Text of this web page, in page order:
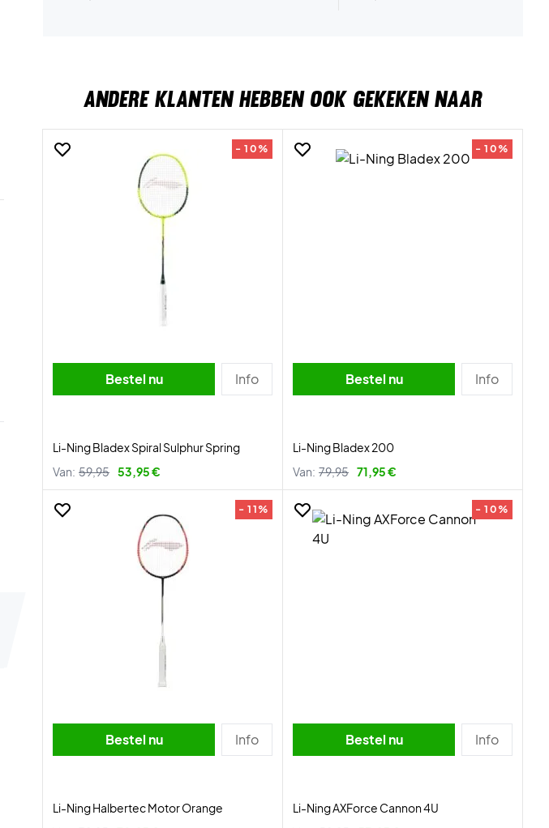
ANDERE KLANTEN HEBBEN OOK GEKEKEN NAAR
- 10%
Bestel nu Info
Li-Ning Bladex Spiral Sulphur Spring
Van: 59,95 53,95 €
- 10%
Bestel nu Info
Li-Ning Bladex 200
Van: 79,95 71,95 €
- 11%
Bestel nu Info
Li-Ning Halbertec Motor Orange
- 10%
Bestel nu Info
Li-Ning AXForce Cannon 4U